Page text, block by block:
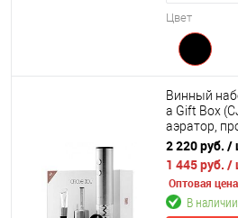
Цвет
Винный
a Gift Box
аэратор,
2 220 руб. /
1 445 руб. /
Оптовая цена
В наличии